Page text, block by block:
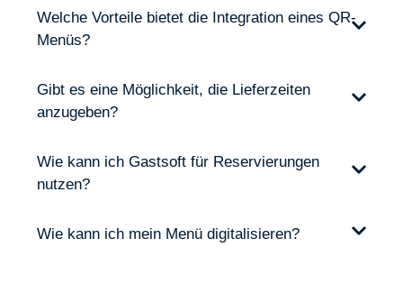
Welche Vorteile bietet die Integration eines QR-
Menüs?
Gibt es eine Möglichkeit, die Lieferzeiten
anzugeben?
Wie kann ich Gastsoft für Reservierungen
nutzen?
Wie kann ich mein Menü digitalisieren?